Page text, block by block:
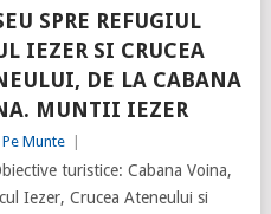
SPRE REFUGIUL
IEZER SI CRUCEA
DE LA CABANA
MUNTII IEZER
Munte
turistice: Cabana Voina,
Iezer, Crucea Ateneului si